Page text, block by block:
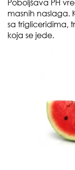
Poboljšava PH
masnih naslaga.
sa trigliceridima,
koja se jede.